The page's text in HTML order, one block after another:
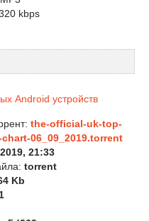
kbps
the-official-uk-top-
06_09_2019.torrent
21:33
torrent
Kb